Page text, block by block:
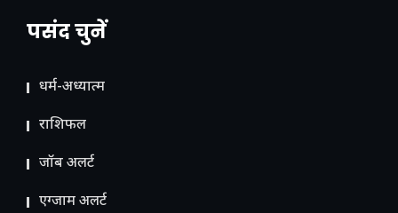
पसंद चुनें
धर्म-अध्यात्म
राशिफल
जॉब अलर्ट
एग्जाम अलर्ट